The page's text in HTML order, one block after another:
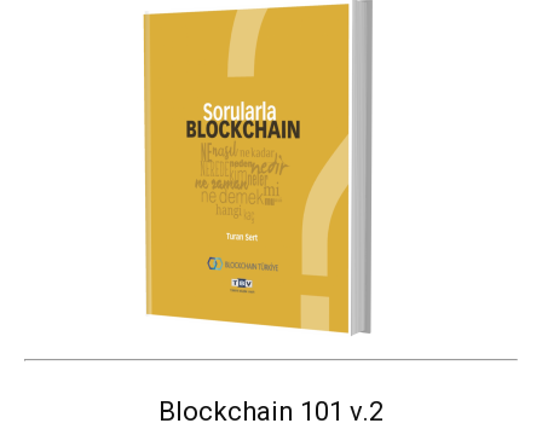
Blockchain 101 v.2